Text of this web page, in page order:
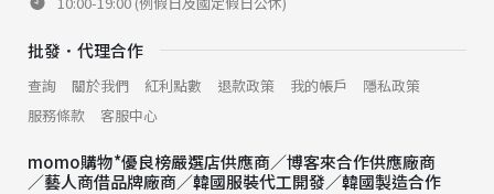
批發．代理合作
查詢 關於我們 紅利點數 退款政策 我的帳戶
隱私政策
服務條款
客服中心
momo購物*優良榜嚴選店供應商／博客來合作供應廠商
／藝人商借品牌廠商／韓國服裝代工開發／韓國製造合作